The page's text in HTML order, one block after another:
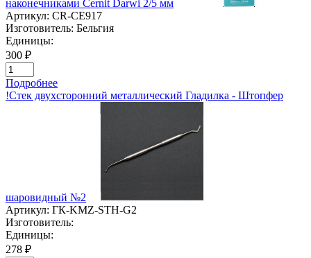
наконечниками Cernit Darwi 2/5 мм
Артикул: CR-CE917
Изготовитель: Бельгия
Единицы:
300 ₽
Подробнее
!Стек двухсторонний металлический Гладилка - Штопфер
шаровидный №2
Артикул: ГК-KMZ-STH-G2
Изготовитель:
Единицы:
278 ₽